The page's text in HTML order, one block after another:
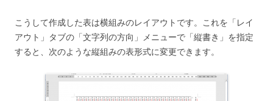
こうして作成した表は横組みのレイアウトです。これを「レイ
アウト」タブの「文字列の方向」メニューで「縦書き」を指定
すると、次のような縦組みの表形式に変更できます。